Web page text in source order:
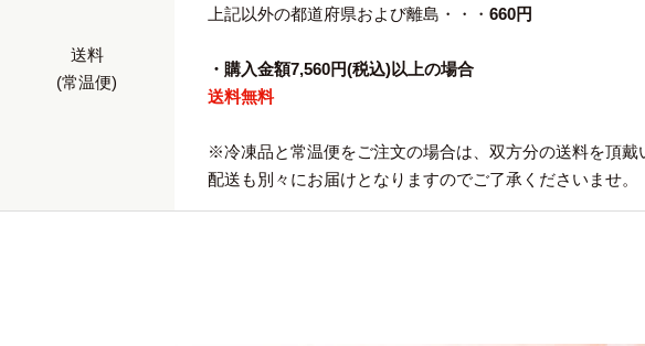
送料
(常温便)
上記以外の都道府県および離島・・・ 660円
・購入金額7,560円(税込)以上の場合
送料無料
※冷凍品と常温便をご注文の場合は、双方分の送料を頂戴
配送も別々にお届けとなりますのでご了承くださいませ。